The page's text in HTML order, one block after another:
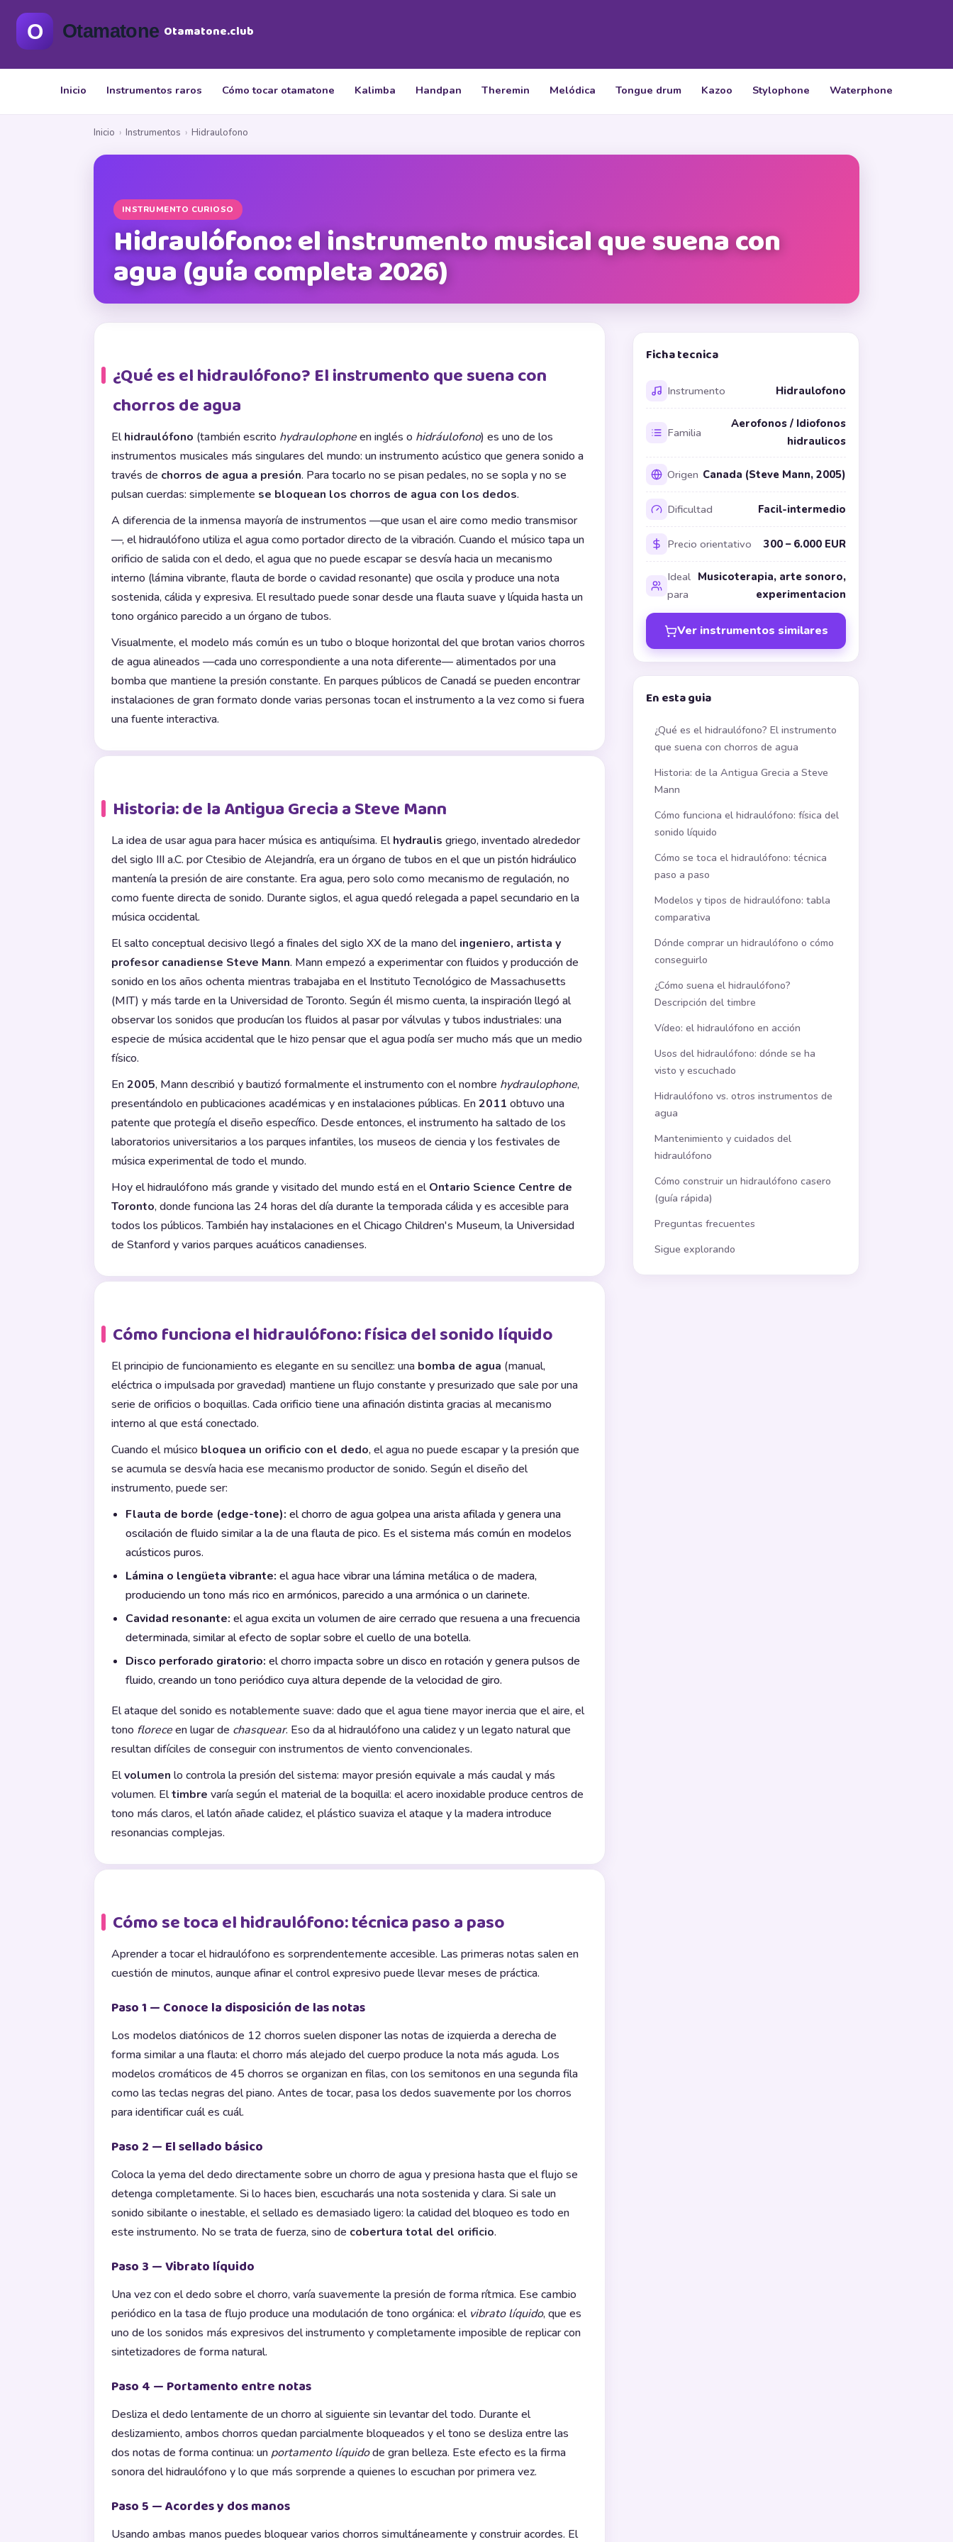
Otamatone.club
Inicio Instrumentos raros Cómo tocar otamatone Kalimba Handpan Theremin Melódica Tongue drum Kazoo Stylophone Waterphone
Inicio › Instrumentos › Hidraulofono
INSTRUMENTO CURIOSO
Hidraulófono: el instrumento musical que suena con
agua (guía completa 2026)
¿Qué es el hidraulófono? El instrumento que suena con
chorros de agua
Elhidraulófono (también escrito hydraulophoneen inglés o hidráulofono) es uno de los
instrumentos musicales más singulares del mundo: un instrumento acústico que genera sonido a
través de chorros de agua a presión. Para tocarlo no se pisan pedales, no se sopla y no se
pulsan cuerdas: simplemente se bloquean los chorros de agua con los dedos.
A diferencia de la inmensa mayoría de instrumentos —que usan el aire como medio transmisor
—, el hidraulófono utiliza el agua como portador directo de la vibración. Cuando el músico tapa un
orificio de salida con el dedo, el agua que no puede escapar se desvía hacia un mecanismo
interno (lámina vibrante, flauta de borde o cavidad resonante) que oscila y produce una nota
sostenida, cálida y expresiva. El resultado puede sonar desde una flauta suave y líquida hasta un
tono orgánico parecido a un órgano de tubos.
Visualmente, el modelo más común es un tubo o bloque horizontal del que brotan varios chorros
de agua alineados —cada uno correspondiente a una nota diferente— alimentados por una
bomba que mantiene la presión constante. En parques públicos de Canadá se pueden encontrar
instalaciones de gran formato donde varias personas tocan el instrumento a la vez como si fuera
una fuente interactiva.
Historia: de la Antigua Grecia a Steve Mann
La idea de usar agua para hacer música es antiquísima. Elhydraulis griego, inventado alrededor
del siglo III a.C. por Ctesibio de Alejandría, era un órgano de tubos en el que un pistón hidráulico
mantenía la presión de aire constante. Era agua, pero solo como mecanismo de regulación, no
como fuente directa de sonido. Durante siglos, el agua quedó relegada a papel secundario en la
música occidental.
El salto conceptual decisivo llegó a finales del siglo XX de la mano delingeniero, artista y
profesor canadiense Steve Mann. Mann empezó a experimentar con fluidos y producción de
sonido en los años ochenta mientras trabajaba en el Instituto Tecnológico de Massachusetts
(MIT) y más tarde en la Universidad de Toronto. Según él mismo cuenta, la inspiración llegó al
observar los sonidos que producían los fluidos al pasar por válvulas y tubos industriales: una
especie de música accidental que le hizo pensar que el agua podía ser mucho más que un medio
físico.
En2005, Mann describió y bautizó formalmente el instrumento con el nombre hydraulophone,
presentándolo en publicaciones académicas y en instalaciones públicas. En2011 obtuvo una
patente que protegía el diseño específico. Desde entonces, el instrumento ha saltado de los
laboratorios universitarios a los parques infantiles, los museos de ciencia y los festivales de
música experimental de todo el mundo.
Hoy el hidraulófono más grande y visitado del mundo está en elOntario Science Centre de
Toronto, donde funciona las 24 horas del día durante la temporada cálida y es accesible para
todos los públicos. También hay instalaciones en el Chicago Children's Museum, la Universidad
de Stanford y varios parques acuáticos canadienses.
Cómo funciona el hidraulófono: física del sonido líquido
El principio de funcionamiento es elegante en su sencillez: una bomba de agua (manual,
eléctrica o impulsada por gravedad) mantiene un flujo constante y presurizado que sale por una
serie de orificios o boquillas. Cada orificio tiene una afinación distinta gracias al mecanismo
interno al que está conectado.
Cuando el músico bloquea un orificio con el dedo, el agua no puede escapar y la presión que
se acumula se desvía hacia ese mecanismo productor de sonido. Según el diseño del
instrumento, puede ser:
Flauta de borde (edge-tone): el chorro de agua golpea una arista afilada y genera una
oscilación de fluido similar a la de una flauta de pico. Es el sistema más común en modelos
acústicos puros.
Lámina o lengüeta vibrante: el agua hace vibrar una lámina metálica o de madera,
produciendo un tono más rico en armónicos, parecido a una armónica o un clarinete.
Cavidad resonante: el agua excita un volumen de aire cerrado que resuena a una frecuencia
determinada, similar al efecto de soplar sobre el cuello de una botella.
Disco perforado giratorio: el chorro impacta sobre un disco en rotación y genera pulsos de
fluido, creando un tono periódico cuya altura depende de la velocidad de giro.
El ataque del sonido es notablemente suave: dado que el agua tiene mayor inercia que el aire, el
tono floreceen lugar de chasquear. Eso da al hidraulófono una calidez y un legato natural que
resultan difíciles de conseguir con instrumentos de viento convencionales.
Elvolumen lo controla la presión del sistema: mayor presión equivale a más caudal y más
volumen. Eltimbre varía según el material de la boquilla: el acero inoxidable produce centros de
tono más claros, el latón añade calidez, el plástico suaviza el ataque y la madera introduce
resonancias complejas.
Cómo se toca el hidraulófono: técnica paso a paso
Aprender a tocar el hidraulófono es sorprendentemente accesible. Las primeras notas salen en
cuestión de minutos, aunque afinar el control expresivo puede llevar meses de práctica.
Paso 1 — Conoce la disposición de las notas
Los modelos diatónicos de 12 chorros suelen disponer las notas de izquierda a derecha de
forma similar a una flauta: el chorro más alejado del cuerpo produce la nota más aguda. Los
modelos cromáticos de 45 chorros se organizan en filas, con los semitonos en una segunda fila
como las teclas negras del piano. Antes de tocar, pasa los dedos suavemente por los chorros
para identificar cuál es cuál.
Paso 2 — El sellado básico
Coloca la yema del dedo directamente sobre un chorro de agua y presiona hasta que el flujo se
detenga completamente. Si lo haces bien, escucharás una nota sostenida y clara. Si sale un
sonido sibilante o inestable, el sellado es demasiado ligero: la calidad del bloqueo es todo en
este instrumento. No se trata de fuerza, sino de cobertura total del orificio.
Paso 3 — Vibrato líquido
Una vez con el dedo sobre el chorro, varía suavemente la presión de forma rítmica. Ese cambio
periódico en la tasa de flujo produce una modulación de tono orgánica: el vibrato líquido, que es
uno de los sonidos más expresivos del instrumento y completamente imposible de replicar con
sintetizadores de forma natural.
Paso 4 — Portamento entre notas
Desliza el dedo lentamente de un chorro al siguiente sin levantar del todo. Durante el
deslizamiento, ambos chorros quedan parcialmente bloqueados y el tono se desliza entre las
dos notas de forma continua: un portamento líquidode gran belleza. Este efecto es la firma
sonora del hidraulófono y lo que más sorprende a quienes lo escuchan por primera vez.
Paso 5 — Acordes y dos manos
Usando ambas manos puedes bloquear varios chorros simultáneamente y construir acordes. El
Ficha tecnica
Instrumento Hidraulofono
Familia
Aerofonos / Idiofonos
hidraulicos
Origen Canada (Steve Mann, 2005)
Dificultad Facil-intermedio
Precio orientativo 300 – 6.000 EUR
Ideal
para
Musicoterapia, arte sonoro,
experimentacion
Ver instrumentos similares
En esta guia
¿Qué es el hidraulófono? El instrumento
que suena con chorros de agua
Historia: de la Antigua Grecia a Steve
Mann
Cómo funciona el hidraulófono: física del
sonido líquido
Cómo se toca el hidraulófono: técnica
paso a paso
Modelos y tipos de hidraulófono: tabla
comparativa
Dónde comprar un hidraulófono o cómo
conseguirlo
¿Cómo suena el hidraulófono?
Descripción del timbre
Vídeo: el hidraulófono en acción
Usos del hidraulófono: dónde se ha
visto y escuchado
Hidraulófono vs. otros instrumentos de
agua
Mantenimiento y cuidados del
hidraulófono
Cómo construir un hidraulófono casero
(guía rápida)
Preguntas frecuentes
Sigue explorando